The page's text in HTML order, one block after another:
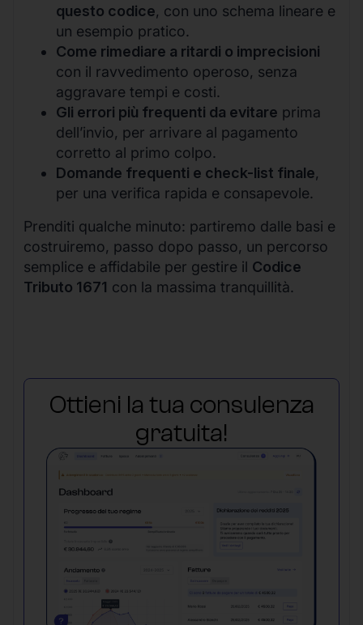
questo codice, con uno schema lineare e
un esempio pratico.
Come rimediare a ritardi o imprecisioni
con il ravvedimento operoso, senza
aggravare tempi e costi.
Gli errori più frequenti da evitare prima
dell’invio, per arrivare al pagamento
corretto al primo colpo.
Domande frequenti e check-list finale,
per una verifica rapida e consapevole.
Prenditi qualche minuto: partiremo dalle basi e
costruiremo, passo dopo passo, un percorso
semplice e affidabile per gestire il Codice
Tributo 1671 con la massima tranquillità.
Ottieni la tua consulenza
gratuita!